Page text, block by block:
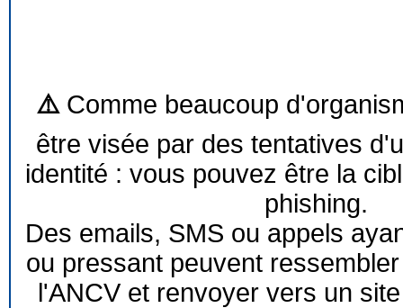
⚠️ Comme beaucoup
être visée par des tentatives
identité : vous pouvez être la
phishing.
Des emails, SMS ou appels
ou pressant peuvent
l'ANCV et renvoyer vers un